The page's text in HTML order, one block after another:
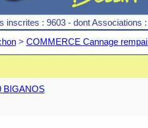
inscrites : 9603 - dont Associations
> COMMERCE Cannage
BIGANOS